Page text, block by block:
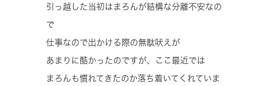
引っ越した当初はまろんが結構な分離不安なの
で
仕事なので出かける際の無駄吠えが
あまりに酷かったのですが、ここ最近では
まろんも慣れてきたのか落ち着いてくれていま